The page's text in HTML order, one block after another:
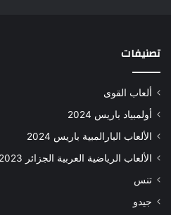
تصنيفات
ألعاب القوى
أولمبياد باريس 2024
الألعاب البارالمبية باريس 2024
الألعاب الرياضية العربية الجزائر 2023
تنس
جيدو